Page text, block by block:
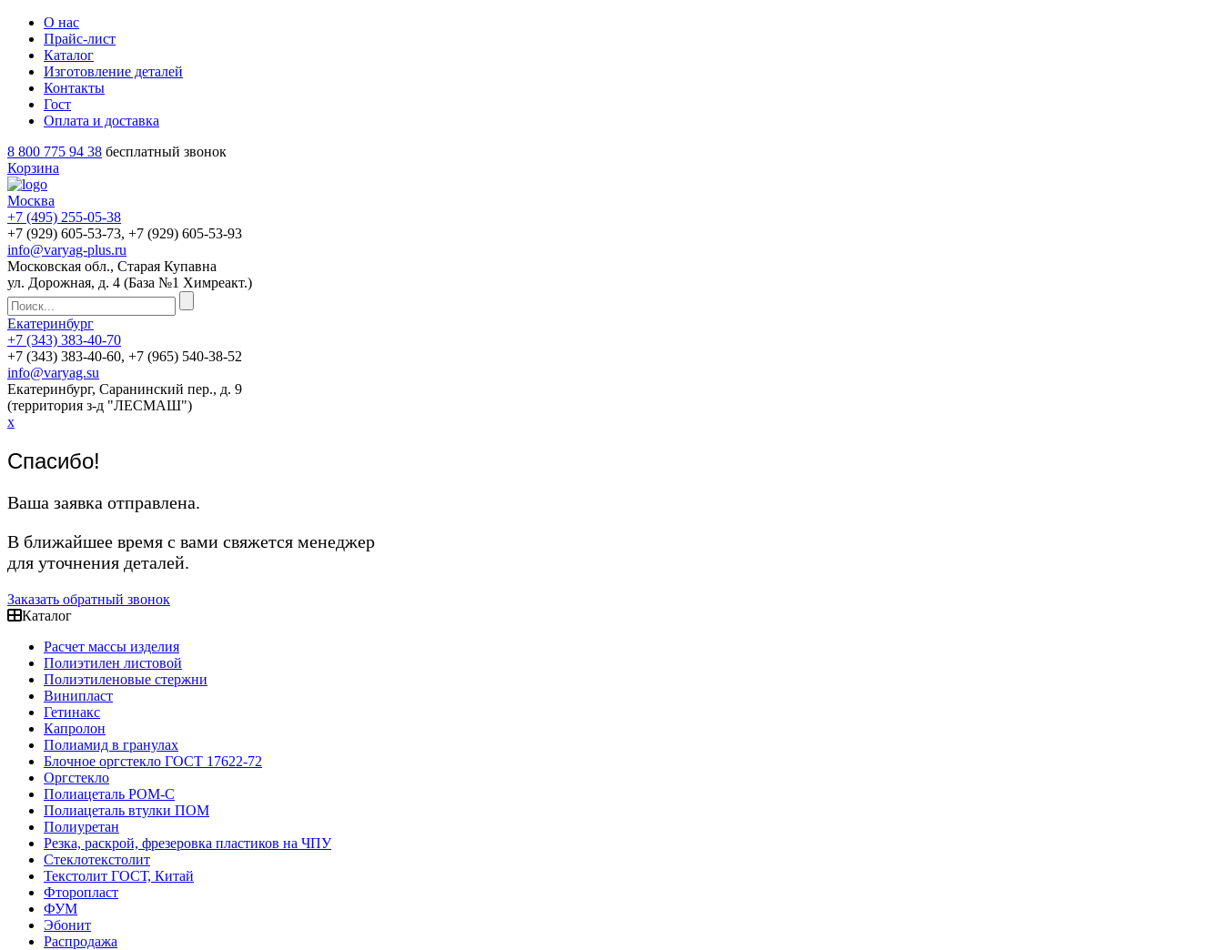
О нас
Прайс-лист
Каталог
Изготовление деталей
Контакты
Гост
Оплата и доставка
8 800 775 94 38 бесплатный звонок
Корзина
Москва
+7 (495) 255-05-38
+7 (929) 605-53-73, +7 (929) 605-53-93
info@varyag-plus.ru
Московская обл., Старая Купавна
ул. Дорожная, д. 4 (База №1 Химреакт.)
Екатеринбург
+7 (343) 383-40-70
+7 (343) 383-40-60, +7 (965) 540-38-52
info@varyag.su
Екатеринбург, Саранинский пер., д. 9
(территория з-д "ЛЕСМАШ")
x
Спасибо!
Ваша заявка отправлена.
В ближайшее время с вами свяжется менеджер
для уточнения деталей.
Заказать обратный звонок
Каталог
Расчет массы изделия
Полиэтилен листовой
Полиэтиленовые стержни
Винипласт
Гетинакс
Капролон
Полиамид в гранулах
Блочное оргстекло ГОСТ 17622-72
Оргстекло
Полиацеталь POM-C
Полиацеталь втулки ПОМ
Полиуретан
Резка, раскрой, фрезеровка пластиков на ЧПУ
Стеклотекстолит
Текстолит ГОСТ, Китай
Фторопласт
ФУМ
Эбонит
Распродажа